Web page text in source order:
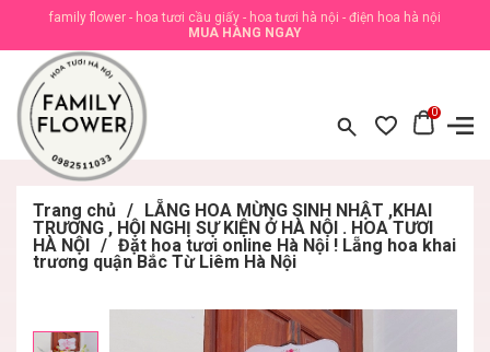
family flower - hoa tươi cầu giấy - hoa tươi hà nội - điện hoa hà nội
MUA HÀNG NGAY
0
Trang chủ / LẴNG HOA MỪNG SINH NHẬT ,KHAI
TRƯƠNG , HỘI NGHỊ SỰ KIỆN Ở HÀ NỘI . HOA TƯƠI
HÀ NỘI / Đặt hoa tươi online Hà Nội ! Lẵng hoa khai
trương quận Bắc Từ Liêm Hà Nội